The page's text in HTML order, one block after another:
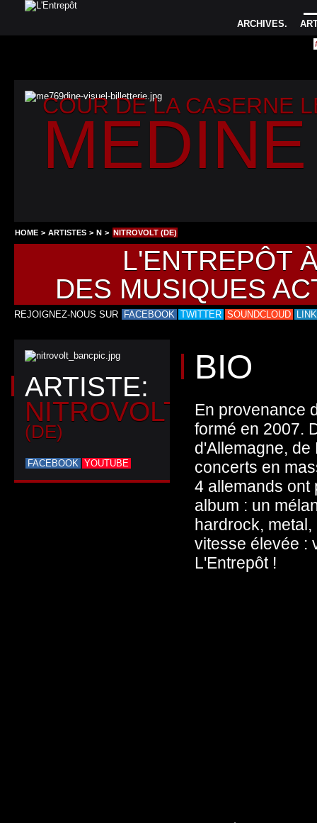
ARCHIVES.
COUR DE LA CASERNE
MEDINE
HOME > ARTISTES > N > NITROVOLT (DE)
L'ENTREPÔT
DES MUSIQUES
REJOIGNEZ-NOUS SUR FACEBOOK TWITTER SOUNDCLOUD
ARTISTE:
NITROVOLT
(DE)
FACEBOOK YOUTUBE
BIO
En provenance
formé en 2007.
d'Allemagne,
concerts en
4 allemands ont
album : un
hardrock,
vitesse élevée :
L'Entrepôt !